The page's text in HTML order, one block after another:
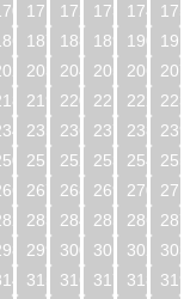
171 172 173 174
187 188 189 190
203 204 205 206
219 220 221 222
235 236 237 238
251 252 253 254
267 268 269 270
283 284 285 286
299 300 301 302
315 316 317 318